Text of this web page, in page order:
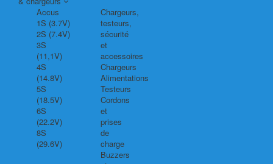
Accus
1S (3.7V)
2S (7.4V)
3S
(11,1V)
4S
(14.8V)
5S
(18.5V)
6S
(22.2V)
8S
(29.6V)
Chargeurs,
testeurs,
sécurité
et
accessoires
Chargeurs
Alimentations
Testeurs
Cordons
et
prises
de
charge
Buzzers